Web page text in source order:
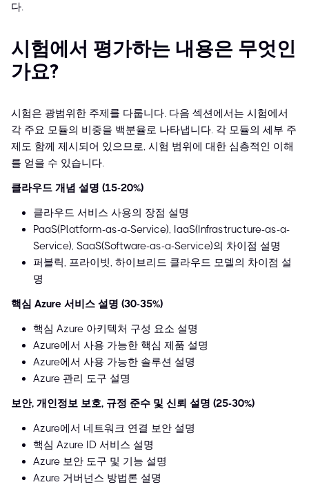
다.
시험에서 평가하는 내용은 무엇인
가요?
시험은 광범위한 주제를 다룹니다. 다음 섹션에서는 시험에서
각 주요 모듈의 비중을 백분율로 나타냅니다. 각 모듈의 세부 주
제도 함께 제시되어 있으므로, 시험 범위에 대한 심층적인 이해
를 얻을 수 있습니다.
클라우드 개념 설명 (15-20%)
클라우드 서비스 사용의 장점 설명
PaaS(Platform-as-a-Service), IaaS(Infrastructure-as-a-
Service), SaaS(Software-as-a-Service)의 차이점 설명
퍼블릭, 프라이빗, 하이브리드 클라우드 모델의 차이점 설
명
핵심 Azure 서비스 설명 (30-35%)
핵심 Azure 아키텍처 구성 요소 설명
Azure에서 사용 가능한 핵심 제품 설명
Azure에서 사용 가능한 솔루션 설명
Azure 관리 도구 설명
보안, 개인정보 보호, 규정 준수 및 신뢰 설명 (25-30%)
Azure에서 네트워크 연결 보안 설명
핵심 Azure ID 서비스 설명
Azure 보안 도구 및 기능 설명
Azure 거버넌스 방법론 설명